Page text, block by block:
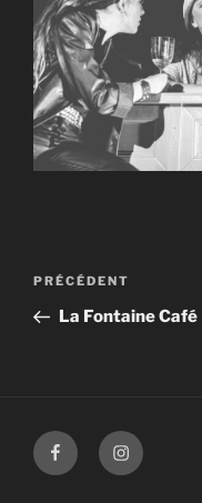
Navigation
l’article
Article
précédent
PRÉCÉDENT
La Fontaine Café
FacebookInstagram